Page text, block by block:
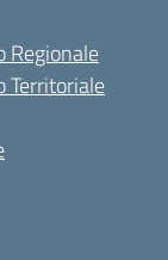
Regionale
Territoriale